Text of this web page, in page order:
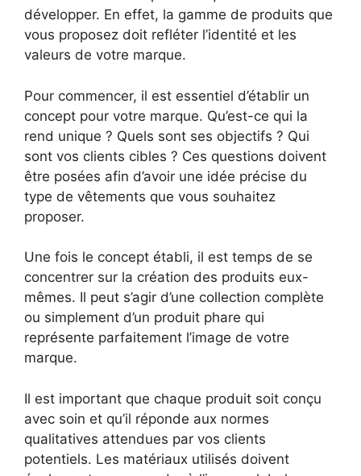
développer. En effet, la gamme de produits que
vous proposez doit refléter l’identité et les
valeurs de votre marque.
Pour commencer, il est essentiel d’établir un
concept pour votre marque. Qu’est-ce qui la
rend unique ? Quels sont ses objectifs ? Qui
sont vos clients cibles ? Ces questions doivent
être posées afin d’avoir une idée précise du
type de vêtements que vous souhaitez
proposer.
Une fois le concept établi, il est temps de se
concentrer sur la création des produits eux-
mêmes. Il peut s’agir d’une collection complète
ou simplement d’un produit phare qui
représente parfaitement l’image de votre
marque.
Il est important que chaque produit soit conçu
avec soin et qu’il réponde aux normes
qualitatives attendues par vos clients
potentiels. Les matériaux utilisés doivent